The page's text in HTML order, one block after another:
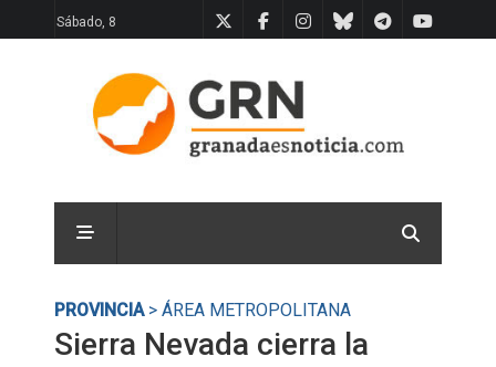
Sábado, 8
PROVINCIA> ÁREA METROPOLITANA
Sierra Nevada cierra la